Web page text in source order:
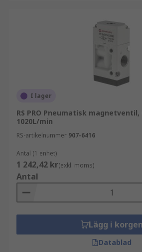
I lager
RS PRO Pneumatisk
1020L/min
RS-artikelnummer 907-6416
Antal (1 enhet)
1 242,42 kr(exkl. moms)
Antal
Lägg i korgen
Datablad